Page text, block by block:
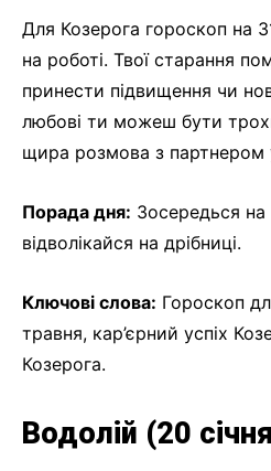
Для Козерога гороскоп на
на роботі. Твої старання
принести підвищення чи
любові ти можеш бути
щира розмова з партнером
Порада дня: Зосередься на
відволікайся на дрібниці.
Ключові слова: Гороскоп
травня, кар’єрний успіх
Козерога.
Водолій (20